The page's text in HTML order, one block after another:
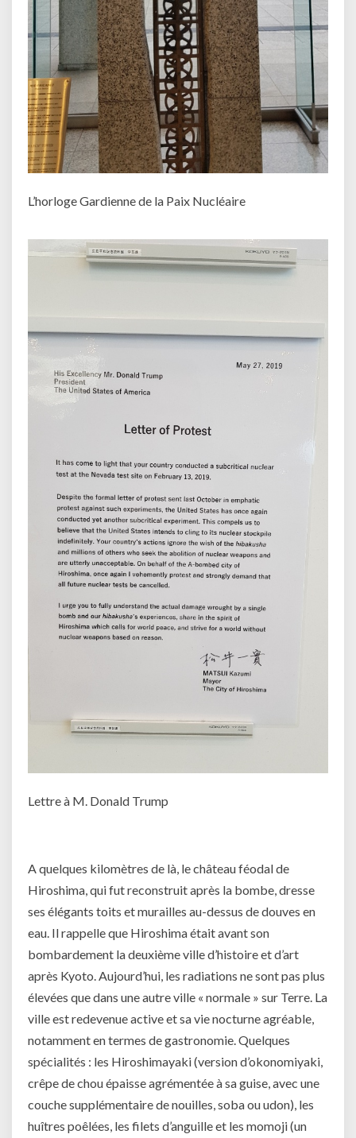
L’horloge Gardienne de la Paix Nucléaire
Lettre à M. Donald Trump
A quelques kilomètres de là, le château féodal de
Hiroshima, qui fut reconstruit après la bombe, dresse
ses élégants toits et murailles au-dessus de douves en
eau. Il rappelle que Hiroshima était avant son
bombardement la deuxième ville d’histoire et d’art
après Kyoto. Aujourd’hui, les radiations ne sont pas plus
élevées que dans une autre ville « normale » sur Terre. La
ville est redevenue active et sa vie nocturne agréable,
notamment en termes de gastronomie. Quelques
spécialités : les Hiroshimayaki (version d’okonomiyaki,
crêpe de chou épaisse agrémentée à sa guise, avec une
couche supplémentaire de nouilles, soba ou udon), les
huîtres poêlées, les filets d’anguille et les momoji (un